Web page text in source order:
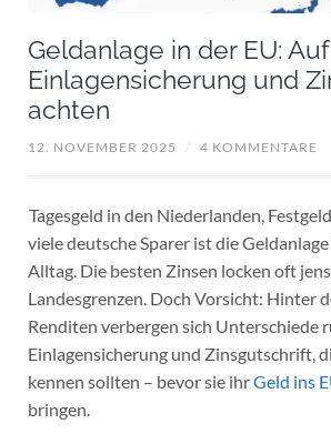
Geldanlage in der EU: Auf
Einlagensicherung und
achten
12. NOVEMBER 2025 / 4 KOMMENTARE
Tagesgeld in den Niederlanden,
viele deutsche Sparer ist die
Alltag. Die besten Zinsen locken oft
Landesgrenzen. Doch Vorsicht: Hinter
Renditen verbergen sich Unterschiede
Einlagensicherung und Zinsgutschrift,
kennen sollten – bevor sie ihrGeld ins
bringen.